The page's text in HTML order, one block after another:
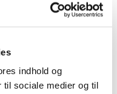
indhold og
til sociale medier og til
chili saucer